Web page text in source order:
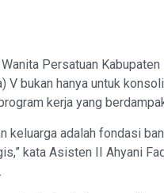
Persatuan
V bukan hanya untuk
kerja yang
keluarga adalah fondasi
kata Asisten II Ahyani